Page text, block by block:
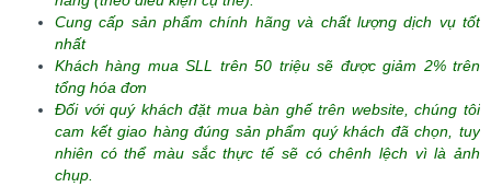
Cung cấp sản phẩm chính hãng và chất lượng dịch vụ tốt
nhất
Khách hàng mua SLL trên 50 triệu sẽ được giảm 2% trên
tổng hóa đơn
Đối với quý khách đặt mua bàn ghế trên website, chúng tôi
cam kết giao hàng đúng sản phẩm quý khách đã chọn, tuy
nhiên có thể màu sắc thực tế sẽ có chênh lệch vì là ảnh
chụp.